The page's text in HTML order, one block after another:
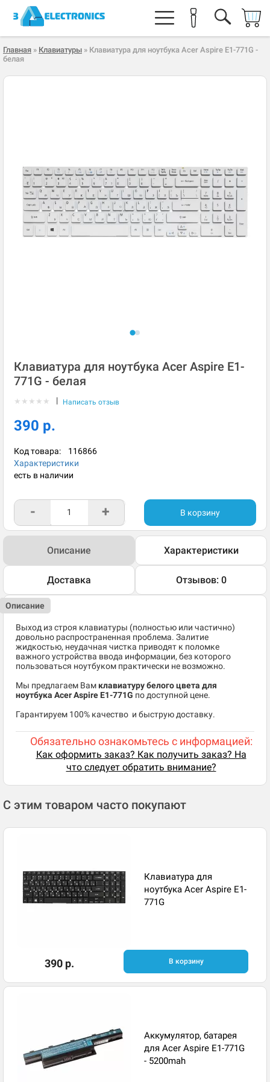
Главная » Клавиатуры » Клавиатура для ноутбука Acer Aspire E1-771G -
белая
Клавиатура для ноутбука Acer Aspire E1-
771G - белая
★ ★ ★ ★ ★ | Написать отзыв
390 р.
Код товара: 116866
Характеристики
есть в наличии
- + В корзину
Описание Характеристики
Доставка Отзывов: 0
Описание
Выход из строя клавиатуры (полностью или частично)
довольно распространенная проблема. Залитие
жидкостью, неудачная чистка приводят к поломке
важного устройства ввода информации, без которого
пользоваться ноутбуком практически не возможно.
Мы предлагаем Вам клавиатуру белого цвета для
ноутбука Acer Aspire E1-771G по доступной цене.
​Гарантируем 100% качество и быструю доставку.
Обязательно ознакомьтесь с информацией:
Как оформить заказ? Как получить заказ? На
что следует обратить внимание?
С этим товаром часто покупают
Клавиатура для
ноутбука Acer Aspire E1-
771G
390 р. В корзину
Аккумулятор, батарея
для Acer Aspire E1-771G
- 5200mah